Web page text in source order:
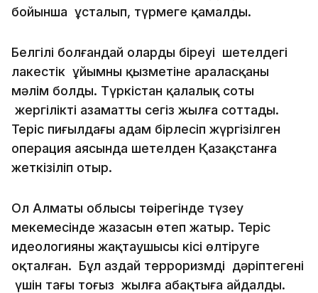
бойынша ұсталып, түрмеге қамалды.
Белгілі болғандай олардың біреуі шетелдегі
лаңкестік ұйымның қызметіне араласқаны
мәлім болды. Түркістан қалалық соты
жергілікті азаматты сегіз жылға соттады.
Теріс пиғылдағы адам бірлесіп жүргізілген
операция аясында шетелден Қазақстанға
жеткізіліп отыр.
Ол Алматы облысы төңірегінде түзеу
мекемесінде жазасын өтеп жатыр. Теріс
идеологияның жақтаушысы кісі өлтіруге
оқталған. Бұл аздай терроризмді дәріптегені
үшін тағы тоғыз жылға абақтыға айдалды.